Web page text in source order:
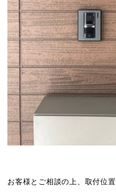
お客様とご相談の上、取付位